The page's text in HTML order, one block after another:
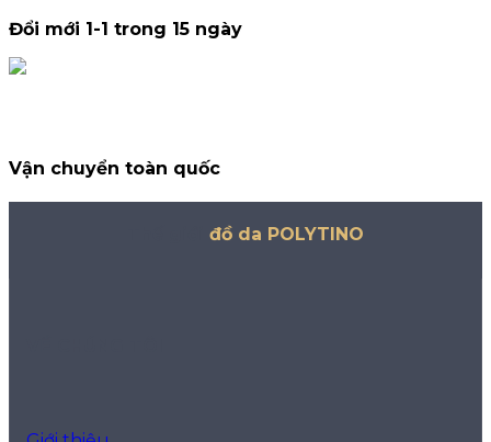
Đổi mới 1-1 trong 15 ngày
Vận chuyển toàn quốc
đồ da POLYTINO